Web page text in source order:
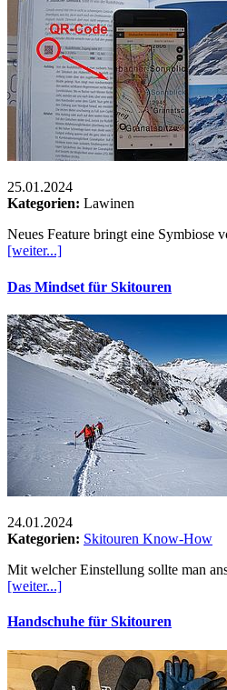
25.01.2024
Kategorien: Lawinen
Neues Feature bringt eine Symbiose
[weiter...]
Das Mindset für Skitouren
24.01.2024
Kategorien: Skitouren Know-How
Mit welcher Einstellung sollte man
[weiter...]
Handschuhe für Skitouren